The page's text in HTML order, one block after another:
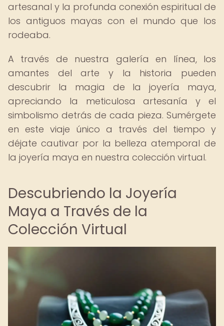
artesanal y la profunda conexión espiritual de
los antiguos mayas con el mundo que los
rodeaba.
A través de nuestra galería en línea, los
amantes del arte y la historia pueden
descubrir la magia de la joyería maya,
apreciando la meticulosa artesanía y el
simbolismo detrás de cada pieza. Sumérgete
en este viaje único a través del tiempo y
déjate cautivar por la belleza atemporal de
la joyería maya en nuestra colección virtual.
Descubriendo la Joyería
Maya a Través de la
Colección Virtual